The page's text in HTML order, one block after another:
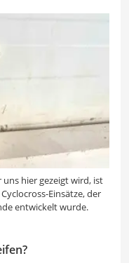
uns hier gezeigt wird, ist
Einsätze, der
entwickelt wurde.